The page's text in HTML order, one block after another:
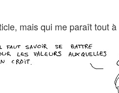
mais qui me paraît tout